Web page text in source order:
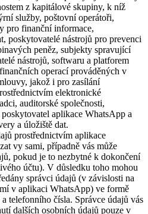
z kapitálové skupiny, k níž
služby, poštovní operátoři,
pro finanční informace,
poskytovatelé nástrojů pro prevenci
peněz, subjekty spravující
nástrojů, softwaru a platforem
operací prováděných v
jakož i pro zasílání
elektronické
auditorské společnosti,
aplikace WhatsApp a
a úložiště dat.
prostřednictvím aplikace
vy sami, případně vás může
pokud je to nezbytné k dokončení
účtu). V důsledku toho mohou
správci údajů (v závislosti na
v aplikaci WhatsApp) ve formě
telefonního čísla. Správce údajů vás
dalších osobních údajů pouze v